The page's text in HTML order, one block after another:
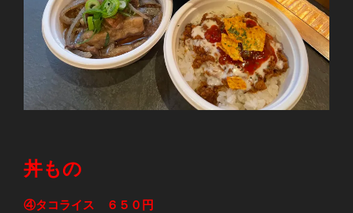
丼もの
④タコライス ６５０円